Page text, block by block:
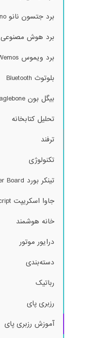
برد جتسون نانو Jetson Nano
برد هوش مصنوعی Sipeed
برد ویموس Wemos
بلوتوث Bluetooth
بیگل بون Beaglebone
تحلیل کتابخانه
ترفند
تکنولوژی
تینکر بورد Tinker Board
جاوا اسکریپت Javascript
خانه هوشمند
درایور موتور
دسته‌بندی
رباتیک
رزبری پای
آموزش رزبری پای